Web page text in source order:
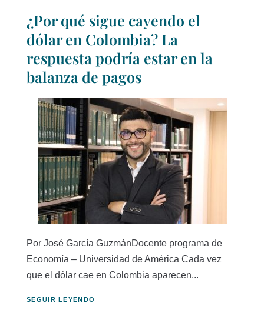
¿Por qué sigue cayendo el
dólar en Colombia? La
respuesta podría estar en la
balanza de pagos
Por José García GuzmánDocente programa de
Economía – Universidad de América Cada vez
que el dólar cae en Colombia aparecen...
SEGUIR LEYENDO